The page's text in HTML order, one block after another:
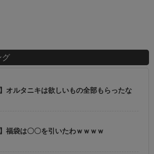
グ
】オルタニキは欲しいもの全部もらったな
】福袋は〇〇を引いたわｗｗｗｗ